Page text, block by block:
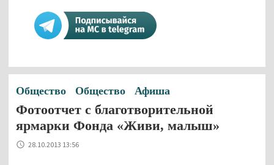
Общество Общество Афиша
Фотоотчет с благотворительной
ярмарки Фонда «Живи, малыш»
28.10.2013 13:56